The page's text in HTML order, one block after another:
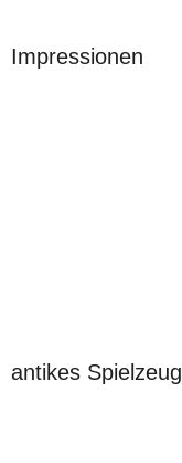
Impressionen
antikes Spielzeug